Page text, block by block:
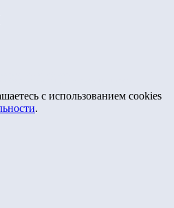
с использованием cookies
.